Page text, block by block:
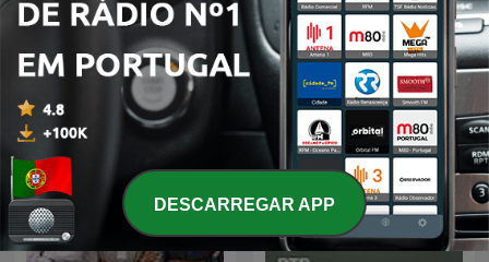
O Meu Clube é o Maior In De Waaier
DESCARREGAR APP